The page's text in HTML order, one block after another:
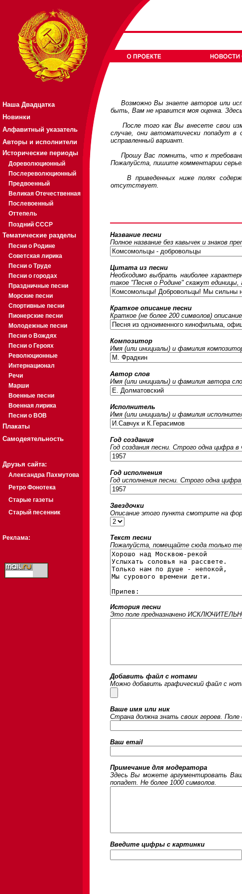
Наша Двадцатка
Новинки
Алфавитный указатель
Авторы и исполнители
Исторические периоды
Дореволюционный
Послереволюционный
Предвоенный
Великая Отечественная
Послевоенный
Оттепель
Поздний СССР
Тематические разделы
Песни о Родине
Советская лирика
Песни о Труде
Песни о городах
Праздничные песни
Морские песни
Спортивные песни
Пионерские песни
Молодежные песни
Песни о Вождях
Песни о Героях
Революционные
Интернационал
Речи
Марши
Военные песни
Военная лирика
Песни о ВОВ
Плакаты
Самодеятельность
Друзья сайта:
Александра Пахмутова
Ретро Фонотека
Старые газеты
Старый песенник
Реклама:
Возможно Вы знаете авторов или
быть, Вам не нравится моя оценка.
После того как Вы внесете свои
случае, они автоматически попадут
исправленный вариант.
Прошу Вас помнить, что к
Пожалуйста, пишите комментарии
В приведенных ниже полях
отсутствует.
Название песни
Полное название без кавычек и знаков
Цитата из песни
Необходимо выбрать наиболее
такое "Песня о Родине" скажут
Краткое описание песни
Краткое (не более 200 символов)
Композитор
Имя (или инициалы) и фамилия
Автор слов
Имя (или инициалы) и фамилия автора
Исполнитель
Имя (или инициалы) и фамилия
Год создания
Год создания песни. Строго одна цифра
Год исполнения
Год исполнения песни. Строго одна
Звездочки
Описание этого пункта смотрите на
Текст песни
Пожалуйста, помещайте сюда только
История песни
Это поле предназначено
Добавить файл с нотами
Можно добавить графический файл с
Ваше имя или ник
Страна должна знать своих героев. Поле
Ваш email
Примечание для модератора
Здесь Вы можете аргументировать
попадет. Не более 1000 символов.
Введите цифры c картинки